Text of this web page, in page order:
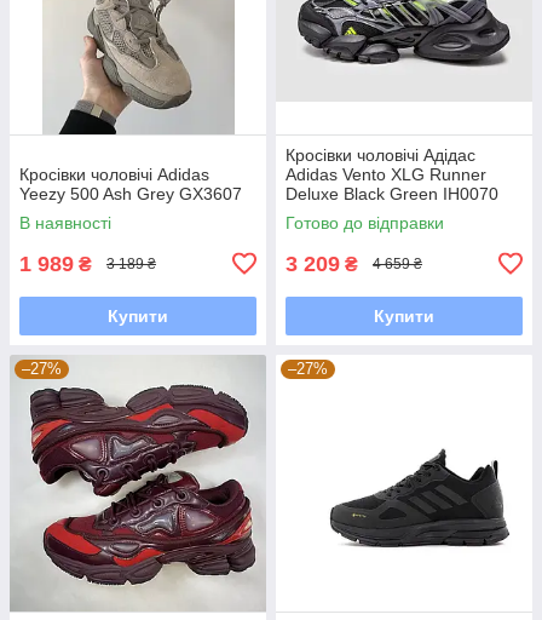
Кросівки чоловічі Adidas
Yeezy 500 Ash Grey GX3607
В наявності
1 989 ₴ 3 189 ₴
Купити
Кросівки чоловічі Адідас
Adidas Vento XLG Runner
Deluxe Black Green IH0070
Готово до відправки
3 209 ₴ 4 659 ₴
Купити
–27% –27%